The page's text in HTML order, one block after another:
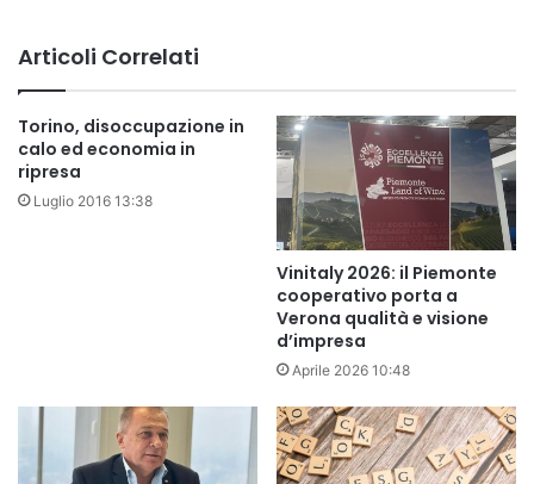
Articoli Correlati
Torino, disoccupazione in
calo ed economia in
ripresa
Luglio 2016 13:38
Vinitaly 2026: il Piemonte
cooperativo porta a
Verona qualità e visione
d’impresa
Aprile 2026 10:48